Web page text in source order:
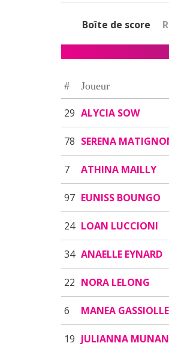
Boîte de score
# Joueur
29 ALYCIA SOW
78 SERENA
7 ATHINA MAILLY
97 EUNISS BOUNGO
24 LOAN LUCCIONI
34 ANAELLE EYNARD
22 NORA LELONG
6 MANEA GASSIOLLE
19 JULIANNA